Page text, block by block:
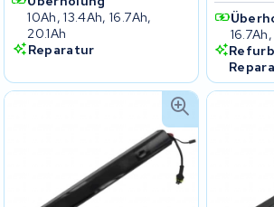
10Ah, 13.4Ah, 16.7Ah,
20.1Ah
Reparatur